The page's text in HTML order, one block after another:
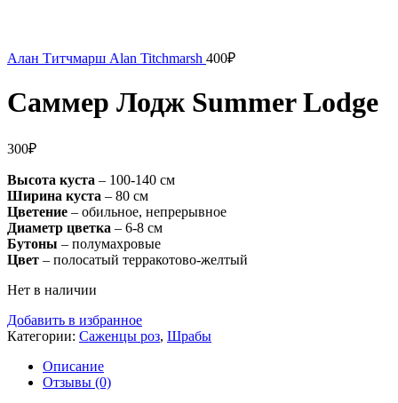
Алан Титчмарш Alan Titchmarsh 400₽
Саммер Лодж Summer Lodge
300₽
Высота куста – 100-140 см
Ширина куста – 80 см
Цветение – обильное, непрерывное
Диаметр цветка – 6-8 см
Бутоны – полумахровые
Цвет – полосатый терракотово-желтый
Нет в наличии
Добавить в избранное
Категории: Саженцы роз, Шрабы
Описание
Отзывы (0)